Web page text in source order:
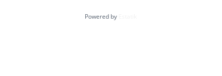
Powered by